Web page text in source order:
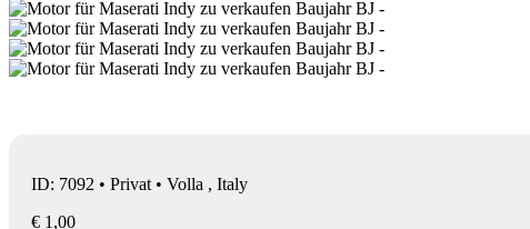
ID: 7092 • Privat • Volla , Italy
€ 1,00